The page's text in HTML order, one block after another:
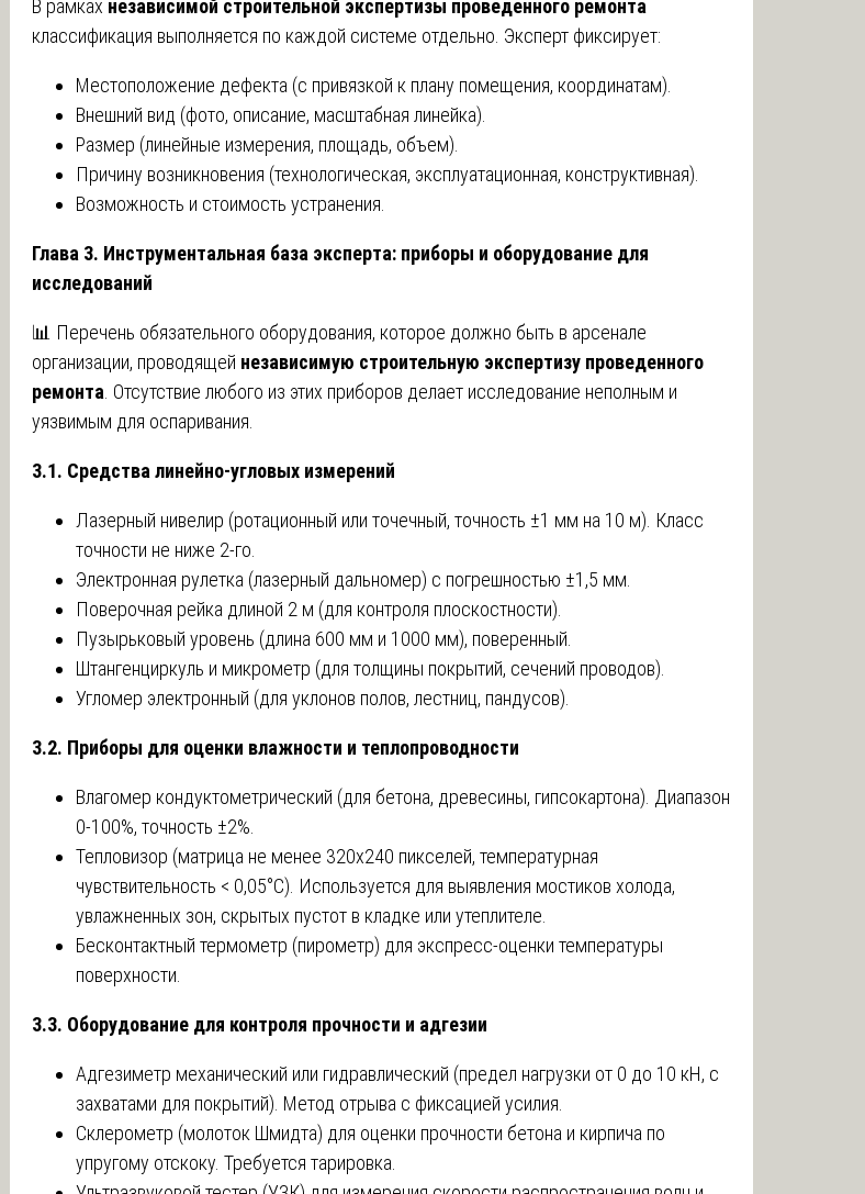
В рамках независимой строительной экспертизы проведенного ремонта
классификация выполняется по каждой системе отдельно. Эксперт фиксирует:
Местоположение дефекта (с привязкой к плану помещения, координатам).
Внешний вид (фото, описание, масштабная линейка).
Размер (линейные измерения, площадь, объем).
Причину возникновения (технологическая, эксплуатационная, конструктивная).
Возможность и стоимость устранения.
Глава 3. Инструментальная база эксперта: приборы и оборудование для
исследований
📊 Перечень обязательного оборудования, которое должно быть в арсенале
организации, проводящей независимую строительную экспертизу проведенного
ремонта . Отсутствие любого из этих приборов делает исследование неполным и
уязвимым для оспаривания.
3.1. Средства линейно-угловых измерений
Лазерный нивелир (ротационный или точечный, точность ±1 мм на 10 м). Класс
точности не ниже 2-го.
Электронная рулетка (лазерный дальномер) с погрешностью ±1,5 мм.
Поверочная рейка длиной 2 м (для контроля плоскостности).
Пузырьковый уровень (длина 600 мм и 1000 мм), поверенный.
Штангенциркуль и микрометр (для толщины покрытий, сечений проводов).
Угломер электронный (для уклонов полов, лестниц, пандусов).
3.2. Приборы для оценки влажности и теплопроводности
Влагомер кондуктометрический (для бетона, древесины, гипсокартона). Диапазон
0-100%, точность ±2%.
Тепловизор (матрица не менее 320х240 пикселей, температурная
чувствительность < 0,05°C). Используется для выявления мостиков холода,
увлажненных зон, скрытых пустот в кладке или утеплителе.
Бесконтактный термометр (пирометр) для экспресс-оценки температуры
поверхности.
3.3. Оборудование для контроля прочности и адгезии
Адгезиметр механический или гидравлический (предел нагрузки от 0 до 10 кН, с
захватами для покрытий). Метод отрыва с фиксацией усилия.
Склерометр (молоток Шмидта) для оценки прочности бетона и кирпича по
упругому отскоку. Требуется тарировка.